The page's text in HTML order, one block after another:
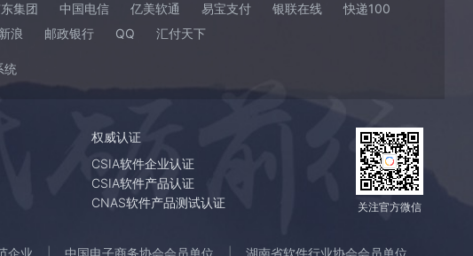
集团 中国电信 亿美软通 易宝支付 银联在线
快递100
新浪 邮政银行 QQ 汇付天下
统
权威认证
CSIA软件企业认证
CSIA软件产品认证
CNAS软件产品测试认证
关注官方微信
企业 中国电子商务协会会员单位 湖南省软件行业协会会员单位